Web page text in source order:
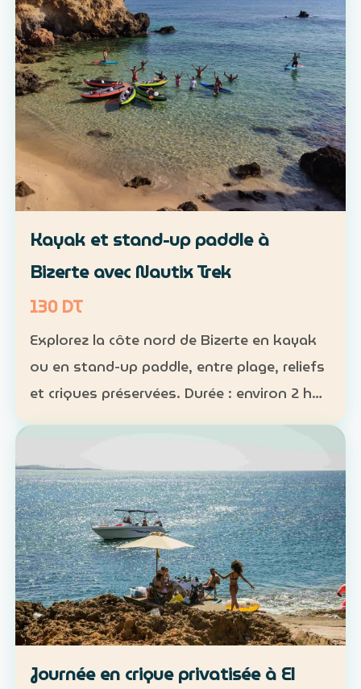
Kayak et stand-up paddle à
Bizerte avec Nautix Trek
130 DT
Explorez la côte nord de Bizerte en kayak
ou en stand-up paddle, entre plage, reliefs
et criques préservées. Durée : environ 2 h
30 Distance : environ 5 km Niveau :
sortie …
Journée en crique privatisée à El